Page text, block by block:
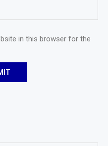
in this browser for the